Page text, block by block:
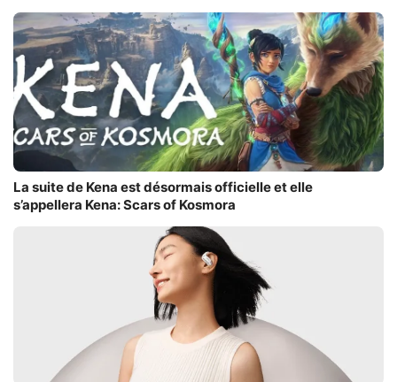
La suite de Kena est désormais officielle et elle
s’appellera Kena: Scars of Kosmora